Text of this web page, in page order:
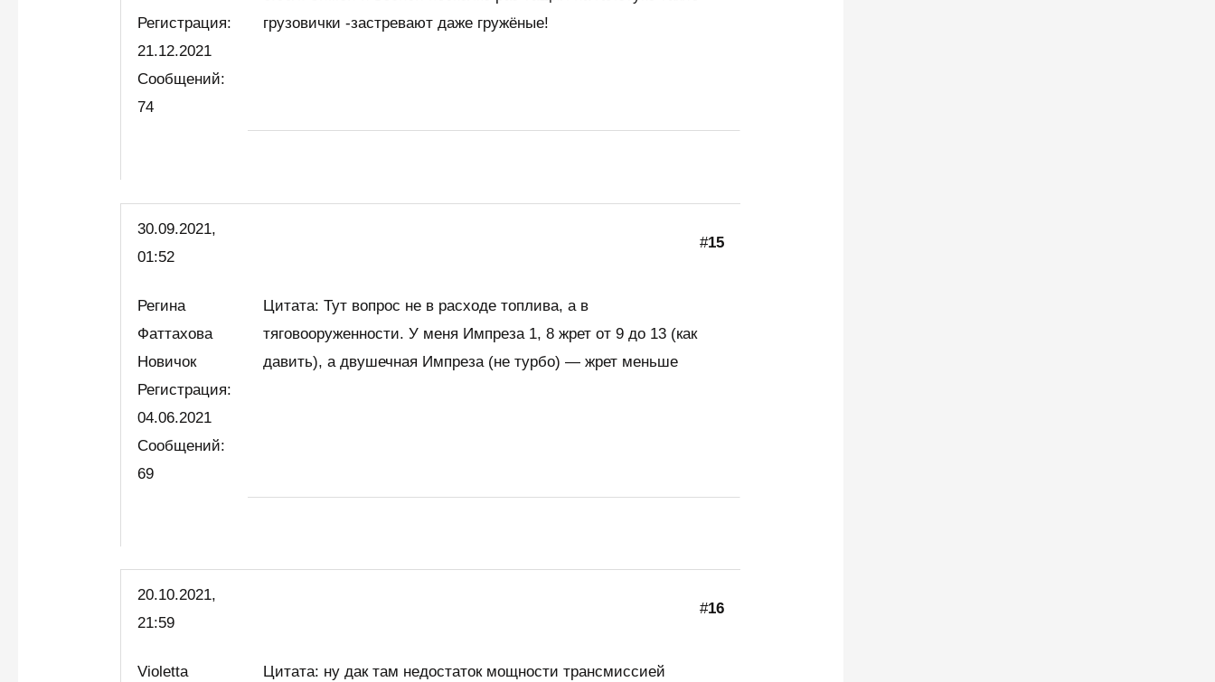
Регистрация:
21.12.2021
Сообщений:
74
грузовички -застревают даже гружёные!
30.09.2021,
01:52
#15
Регина
Фаттахова
Новичок
Регистрация:
04.06.2021
Сообщений:
69
Цитата: Тут вопрос не в расходе топлива, а в
тяговооруженности. У меня Импреза 1, 8 жрет от 9 до 13 (как
давить), а двушечная Импреза (не турбо) — жрет меньше
20.10.2021,
21:59
#16
Violetta
Цитата: ну дак там недостаток мощности трансмиссией